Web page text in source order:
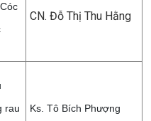
CN. Đỗ Thị Thu Hằng
rau
Ks. Tô Bích Phượng